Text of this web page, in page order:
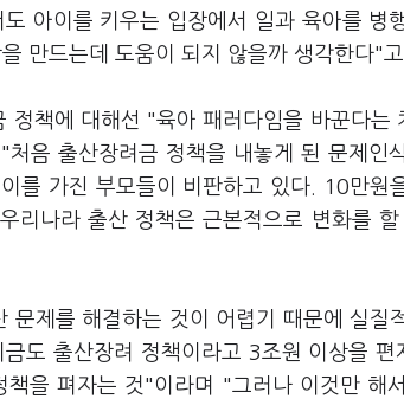
아이를 키우는 입장에서 일과 육아를 병
만드는데 도움이 되지 않을까 생각한다"고
책에 대해선 "육아 패러다임을 바꾼다는
음 출산장려금 정책을 내놓게 된 문제인
를 가진 부모들이 비판하고 있다. 10만원
리나라 출산 정책은 근본적으로 변화를
제를 해결하는 것이 어렵기 때문에 실질
도 출산장려 정책이라고 3조원 이상을 편
을 펴자는 것"이라며 "그러나 이것만 해